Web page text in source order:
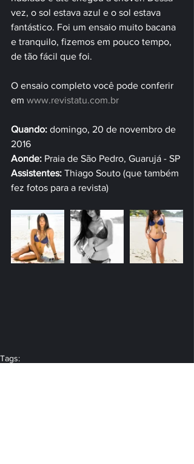
vez, o sol estava azul e o sol estava
fantástico. Foi um ensaio muito bacana
e tranquilo, fizemos em pouco tempo,
de tão fácil que foi.
O ensaio completo você pode conferir
em www.revistatu.com.br
Quando: domingo, 20 de novembro de
2016
Aonde: Praia de São Pedro, Guarujá - SP
Assistentes: Thiago Souto (que também
fez fotos para a revista)
Tags: